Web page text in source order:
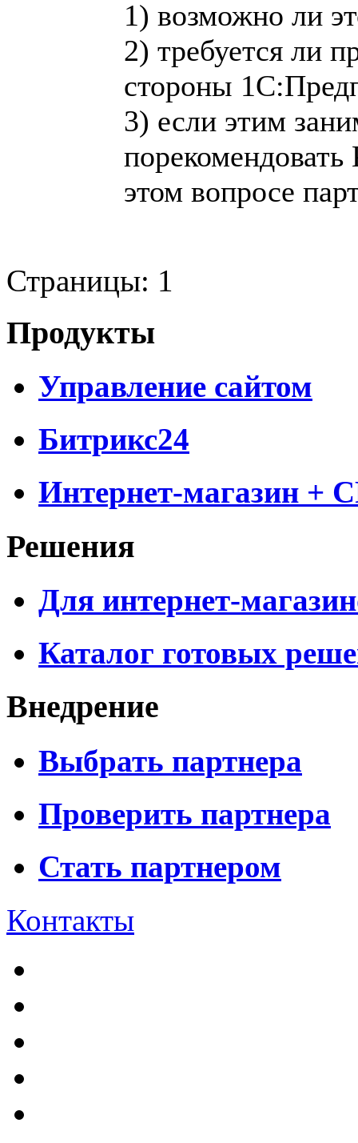
1) возможно ли
2) требуется ли
стороны
3) если этим
этом вопросе
Страницы: 1
Продукты
Управление сайтом
Битрикс24
Интернет-магазин +
Решения
Для интернет-
Каталог готовых
Внедрение
Выбрать партнера
Проверить партнера
Стать партнером
Контакты